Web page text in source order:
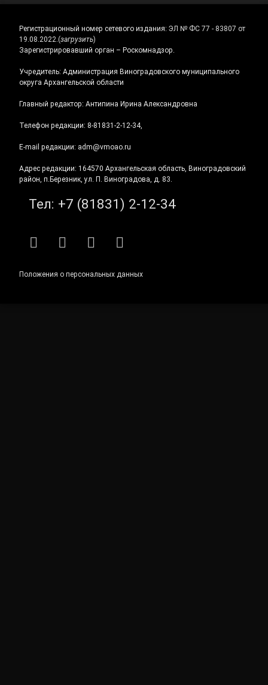
Регистрационный номер сетевого издания: ЭЛ № ФС 77 - 83807 от
19.08.2022.(загрузить)
Зарегистрировавший орган – Роскомнадзор.
Учредитель: Администрация Виноградовского муниципального
округа Архангельской области
Главный редактор: Антипина Ирина Александровна
Телефон редакции: 8-81831-2-12-34,
E-mail редакции: adm@vmoao.ru
Адрес редакции: 164570 Архангельская область, Виноградовский
район, п.Березник, ул. П. Виноградова, д. 83.
Тел: +7 (81831) 2-12-34
RSS E-mailВКонтакте
Telegram
Положения о персональных данных